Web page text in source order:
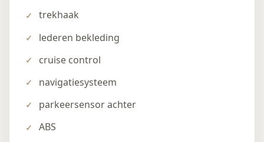
trekhaak
lederen bekleding
cruise control
navigatiesysteem
parkeersensor achter
ABS